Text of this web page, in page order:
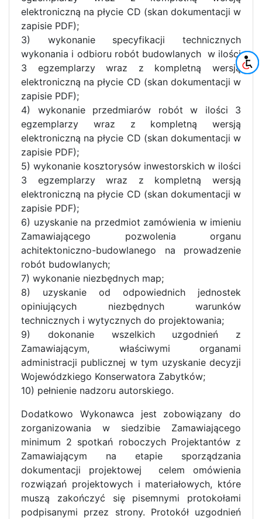
elektroniczną na płycie CD (skan dokumentacji w
zapisie PDF);
3) wykonanie specyfikacji technicznych
wykonania i odbioru robót budowlanych w ilości
3 egzemplarzy wraz z kompletną wersją
elektroniczną na płycie CD (skan dokumentacji w
zapisie PDF);
4) wykonanie przedmiarów robót w ilości 3
egzemplarzy wraz z kompletną wersją
elektroniczną na płycie CD (skan dokumentacji w
zapisie PDF);
5) wykonanie kosztorysów inwestorskich w ilości
3 egzemplarzy wraz z kompletną wersją
elektroniczną na płycie CD (skan dokumentacji w
zapisie PDF);
6) uzyskanie na przedmiot zamówienia w imieniu
Zamawiającego pozwolenia organu
achitektoniczno-budowlanego na prowadzenie
robót budowlanych;
7) wykonanie niezbędnych map;
8) uzyskanie od odpowiednich jednostek
opiniujących niezbędnych warunków
technicznych i wytycznych do projektowania;
9) dokonanie wszelkich uzgodnień z
Zamawiającym, właściwymi organami
administracji publicznej w tym uzyskanie decyzji
Wojewódzkiego Konserwatora Zabytków;
10) pełnienie nadzoru autorskiego.
Dodatkowo Wykonawca jest zobowiązany do
zorganizowania w siedzibie Zamawiającego
minimum 2 spotkań roboczych Projektantów z
Zamawiającym na etapie sporządzania
dokumentacji projektowej celem omówienia
rozwiązań projektowych i materiałowych, które
muszą zakończyć się pisemnymi protokołami
podpisanymi przez strony. Protokół uzgodnień